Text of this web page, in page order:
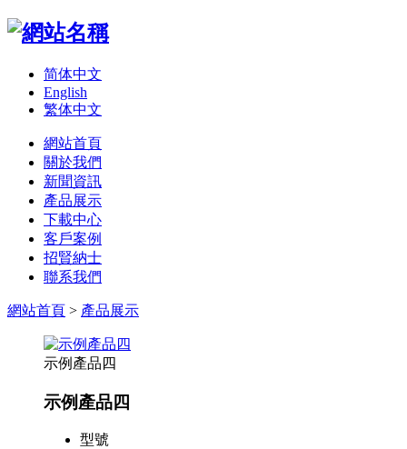
简体中文
English
繁体中文
網站首頁
關於我們
新聞資訊
產品展示
下載中心
客戶案例
招賢納士
聯系我們
網站首頁 > 產品展示
示例產品四
示例產品四
型號